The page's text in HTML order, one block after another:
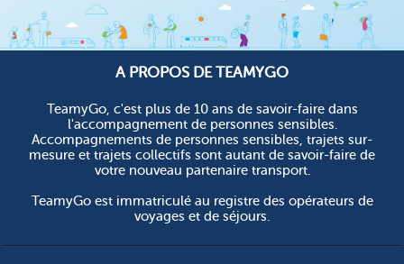
A PROPOS DE TEAMYGO
TeamyGo, c'est plus de 10 ans de savoir-faire dans
l'accompagnement de personnes sensibles.
Accompagnements de personnes sensibles, trajets sur-
mesure et trajets collectifs sont autant de savoir-faire de
votre nouveau partenaire transport.
TeamyGo est immatriculé au registre des opérateurs de
voyages et de séjours.